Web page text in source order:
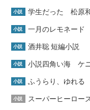
小説 学生だった 松原
小説 一月のレモネー
小説 酒井聡 短編小説
小説 小説四角い海 ケ
小説 ふうらり、ゆれ
小説 スーパーヒーロー